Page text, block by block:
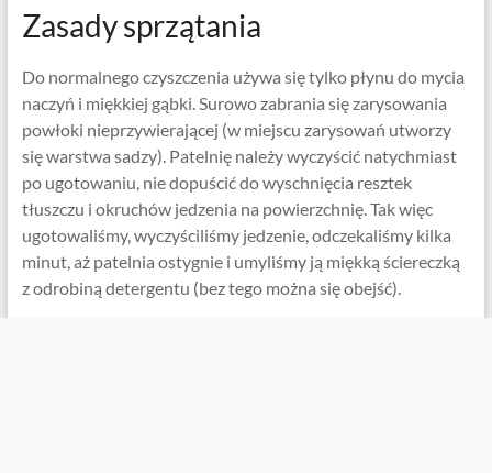
Zasady sprzątania
Do normalnego czyszczenia używa się tylko płynu do mycia
naczyń i miękkiej gąbki. Surowo zabrania się zarysowania
powłoki nieprzywierającej (w miejscu zarysowań utworzy
się warstwa sadzy). Patelnię należy wyczyścić natychmiast
po ugotowaniu, nie dopuścić do wyschnięcia resztek
tłuszczu i okruchów jedzenia na powierzchnię. Tak więc
ugotowaliśmy, wyczyściliśmy jedzenie, odczekaliśmy kilka
minut, aż patelnia ostygnie i umyliśmy ją miękką ściereczką
z odrobiną detergentu (bez tego można się obejść).